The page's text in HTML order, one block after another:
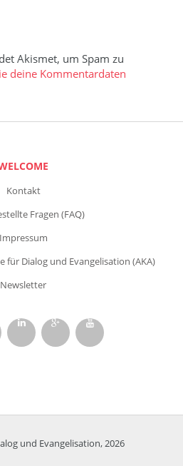
Akismet, um Spam zu
deine Kommentardaten
Kontakt
Fragen (FAQ)
Impressum
für Dialog und Evangelisation (AKA)
Newsletter
und Evangelisation, 2026